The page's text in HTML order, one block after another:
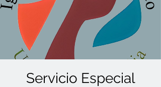
Servicio Especial